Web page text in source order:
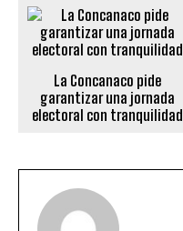
La Concanaco pide
garantizar una jornada
electoral con tranquilidad